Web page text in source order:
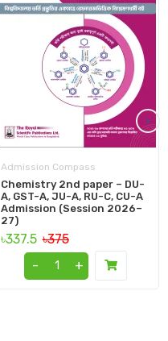
Admission Compass
Chemistry 2nd paper – DU-
A, GST-A, JU-A, RU-C, CU-A
Admission (Session 2026–
27)
৳337.5 ৳375
-
+
›